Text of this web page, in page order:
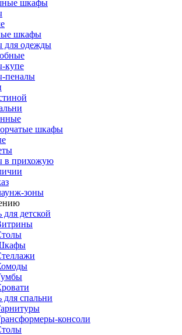
шкафы
шкафы
одежды
купе
пеналы
шкафы
прихожую
зоны
детской
для спальни
консоли